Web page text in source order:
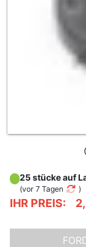
IHR PREIS:
25 stücke auf
(vor 7 Tagen )